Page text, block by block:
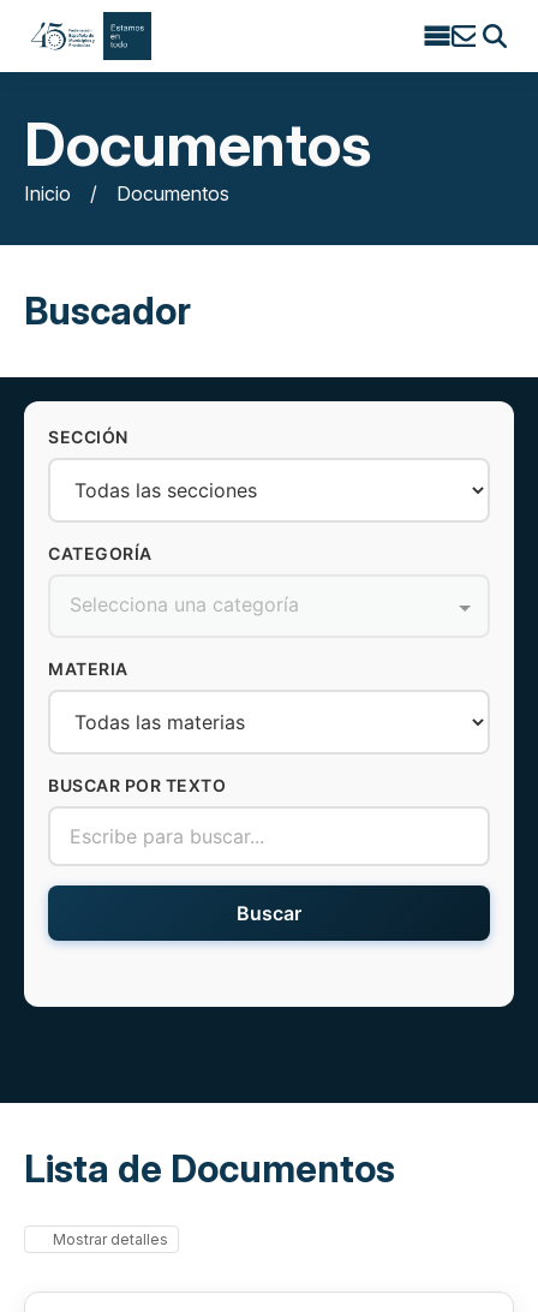
Search
Documentos
Inicio / Documentos
Buscador
SECCIÓN
CATEGORÍA
Selecciona una categoría
MATERIA
BUSCAR POR TEXTO
Buscar
Lista de Documentos
Mostrar detalles